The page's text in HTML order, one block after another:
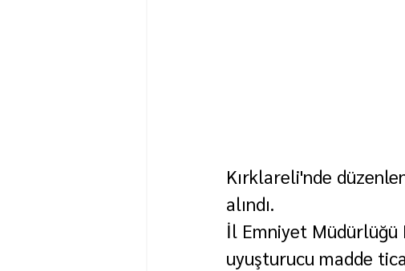
Kırklareli'nde
alındı.
İl Emniyet
uyuşturucu madde